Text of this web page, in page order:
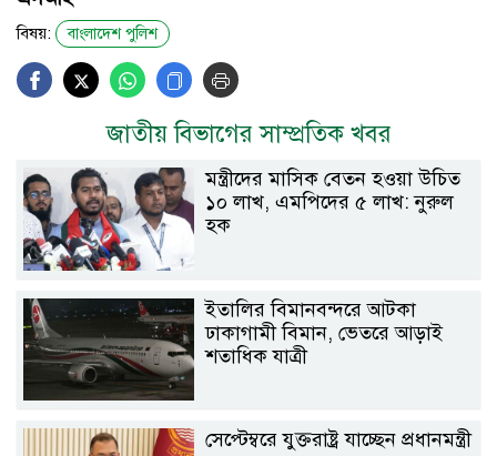
বিষয়: বাংলাদেশ পুলিশ
জাতীয় বিভাগের সাম্প্রতিক খবর
মন্ত্রীদের মাসিক বেতন হওয়া উচিত
১০ লাখ, এমপিদের ৫ লাখ: নুরুল
হক
ইতালির বিমানবন্দরে আটকা
ঢাকাগামী বিমান, ভেতরে আড়াই
শতাধিক যাত্রী
সেপ্টেম্বরে যুক্তরাষ্ট্র যাচ্ছেন প্রধানমন্ত্রী